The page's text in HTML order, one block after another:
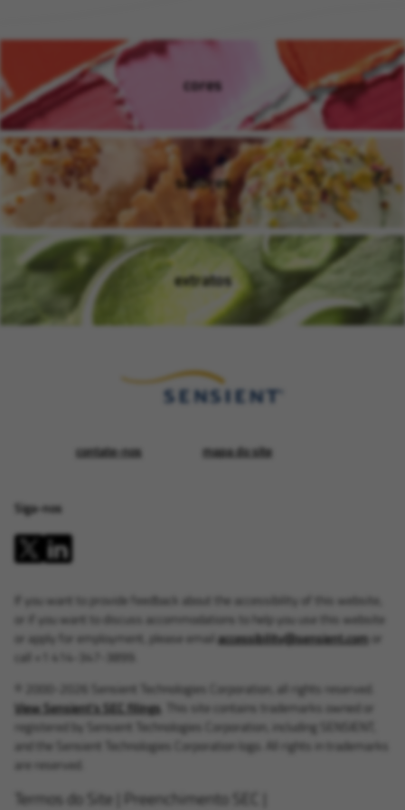
cores(opens in new window)
sabores(opens in new window)
extratos(opens in new window)
contate-nos mapa do site
Siga-nos
If you want to provide feedback about the accessibility of this website,
or if you want to discuss accommodations to help you use this website
or apply for employment, please email accessibility@sensient.com or
call +1 414-347-3899.
© 2000-2026 Sensient Technologies Corporation, all rights reserved.
View Sensient's SEC filings . This site contains trademarks owned or
registered by Sensient Technologies Corporation, including SENSIENT,
and the Sensient Technologies Corporation logo. All rights in trademarks
are reserved.
Termos do Site Preenchimento SEC